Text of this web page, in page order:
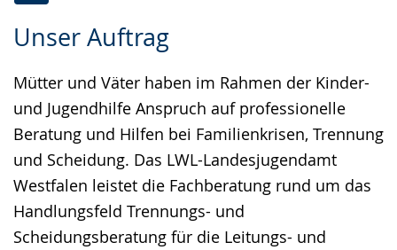
Unser Auftrag
Mütter und Väter haben im Rahmen der Kinder-
und Jugendhilfe Anspruch auf professionelle
Beratung und Hilfen bei Familienkrisen, Trennung
und Scheidung. Das LWL-Landesjugendamt
Westfalen leistet die Fachberatung rund um das
Handlungsfeld Trennungs- und
Scheidungsberatung für die Leitungs- und
Leichten
wechseln.
Audio-
Video
Deutscher
Gebärdensprache
wird
angezeigt.